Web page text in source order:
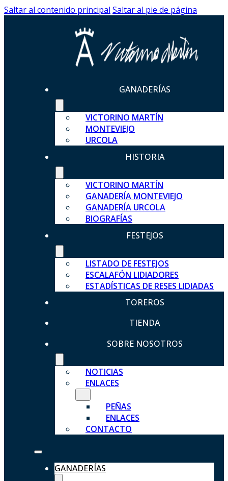
Saltar al contenido principal Saltar al pie de página
GANADERÍAS
VICTORINO MARTÍN
MONTEVIEJO
URCOLA
HISTORIA
VICTORINO MARTÍN
GANADERÍA MONTEVIEJO
GANADERÍA URCOLA
BIOGRAFÍAS
FESTEJOS
LISTADO DE FESTEJOS
ESCALAFÓN LIDIADORES
ESTADÍSTICAS DE RESES LIDIADAS
TOREROS
TIENDA
SOBRE NOSOTROS
NOTICIAS
ENLACES
PEÑAS
ENLACES
CONTACTO
GANADERÍAS